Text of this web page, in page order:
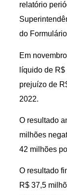
relatório
do
Em
líquido de
prejuízo de
2022.
O resultado
milhões
42 milhões
O resultado
R$ 37,5